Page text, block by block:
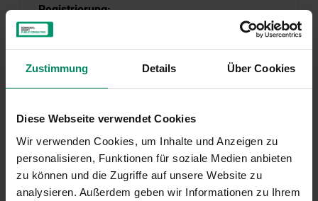
Zustimmung Details Über Cookies
Diese Webseite verwendet Cookies
Wir verwenden Cookies, um Inhalte und Anzeigen zu
personalisieren, Funktionen für soziale Medien anbieten
zu können und die Zugriffe auf unsere Website zu
analysieren. Außerdem geben wir Informationen zu Ihrem
Registrierung:
Als Nachweis für das Vorliegen der für die
vorausgesetzten Einkommensverhältnisse ist
der Bezug von Sozialhilfe, eine GIS Befreiung,
vorzulegen. Alternativ dazu sind sämtliche
aktuell im Haushalt lebenden Personen zu
erfassen und anzugeben, ob diese über ein
Einkommen verfügen. Bezüglich der
erforderlichen Einkommensnachweise wird